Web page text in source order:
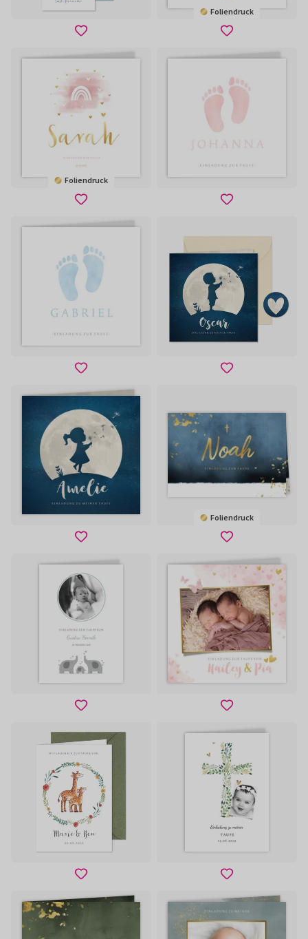
Foliendruck
Foliendruck
Foliendruck